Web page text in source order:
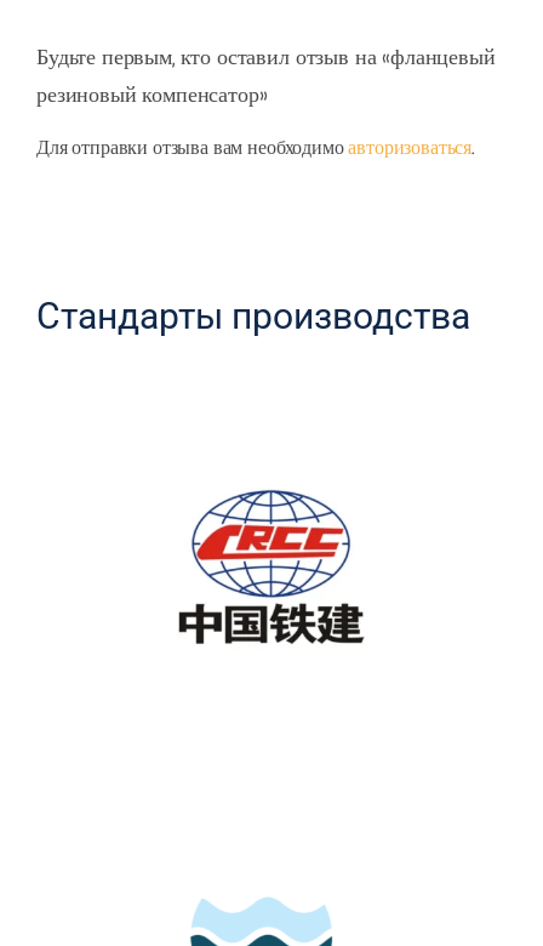
Будьте первым, кто оставил отзыв на «фланцевый
резиновый компенсатор»
Для отправки отзыва вам необходимоавторизоваться.
Стандарты производства